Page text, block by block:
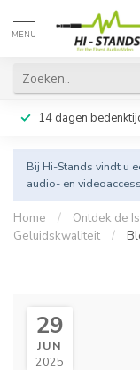
MENU
14 dagen
Bij Hi-Stands vindt u
audio- en
Home /
Ontdek de
Geluidskwaliteit
/
29
JUN
2025